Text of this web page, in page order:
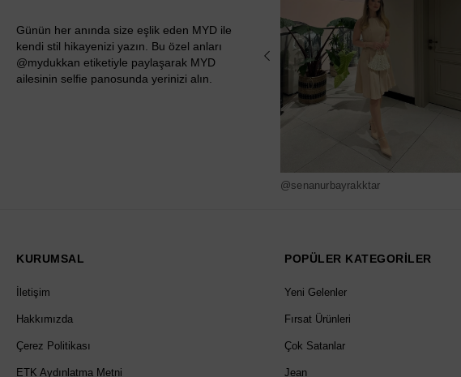
Günün her anında size eşlik eden MYD ile
kendi stil hikayenizi yazın. Bu özel anları
@mydukkan etiketiyle paylaşarak MYD
ailesinin selfie panosunda yerinizi alın.
@senanurbayrakktar
KURUMSAL
İletişim
Hakkımızda
Çerez Politikası
ETK Aydınlatma Metni
POPÜLER KATEGORİLER
Yeni Gelenler
Fırsat Ürünleri
Çok Satanlar
Jean